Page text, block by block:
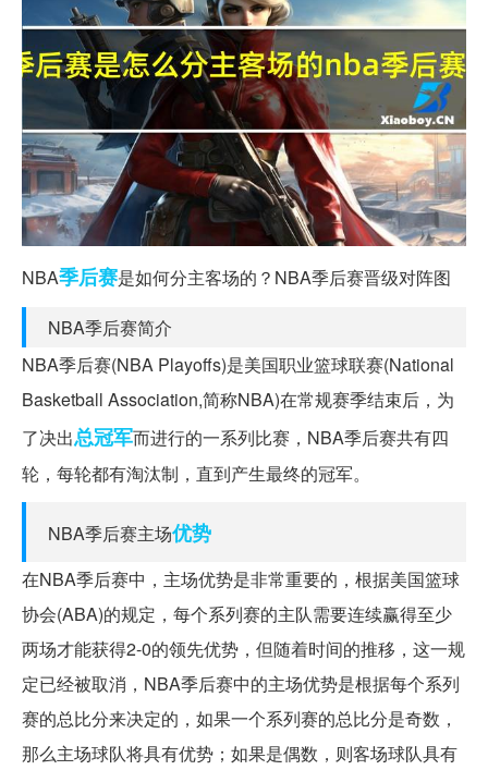
NBA季后赛是如何分主客场的？NBA季后赛晋级对阵图
NBA季后赛简介
NBA季后赛(NBA Playoffs)是美国职业篮球联赛(National
Basketball Association,简称NBA)在常规赛季结束后，为
了决出总冠军而进行的一系列比赛，NBA季后赛共有四
轮，每轮都有淘汰制，直到产生最终的冠军。
NBA季后赛主场优势
在NBA季后赛中，主场优势是非常重要的，根据美国篮球
协会(ABA)的规定，每个系列赛的主队需要连续赢得至少
两场才能获得2-0的领先优势，但随着时间的推移，这一规
定已经被取消，NBA季后赛中的主场优势是根据每个系列
赛的总比分来决定的，如果一个系列赛的总比分是奇数，
那么主场球队将具有优势；如果是偶数，则客场球队具有